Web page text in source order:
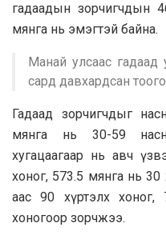
гадаадын зорчигчдын
мянга нь эмэгтэй байна.
Манай улсаас
сард давхардсан
Гадаад зорчигчдыг
мянга нь 30-59
хугацаагаар нь авч
хоног, 573.5 мянга нь 30
аас 90 хүртэлх
хоногоор зорчжээ.